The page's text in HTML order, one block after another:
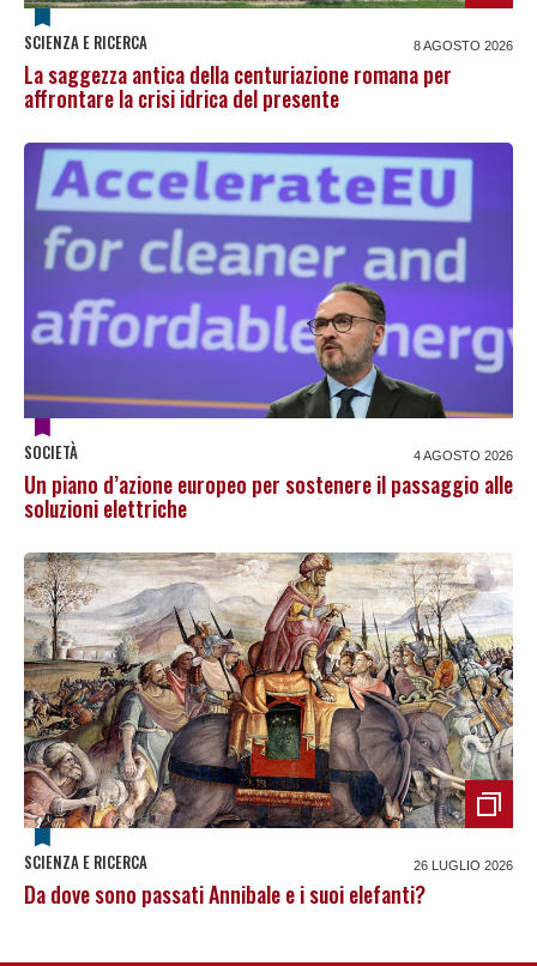
SCIENZA E RICERCA 8 AGOSTO 2026
La saggezza antica della centuriazione romana per
affrontare la crisi idrica del presente
SOCIETÀ 4 AGOSTO 2026
Un piano d’azione europeo per sostenere il passaggio alle
soluzioni elettriche
SCIENZA E RICERCA 26 LUGLIO 2026
Da dove sono passati Annibale e i suoi elefanti?